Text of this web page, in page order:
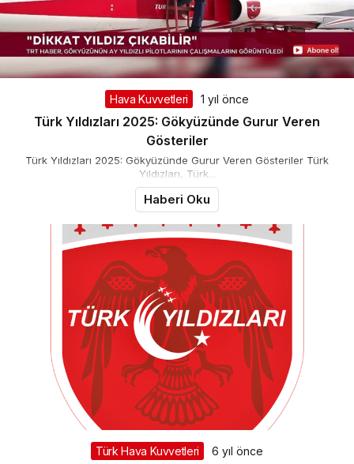
Hava Kuvvetleri 1 yıl önce
Türk Yıldızları 2025: Gökyüzünde Gurur Veren
Gösteriler
Türk Yıldızları 2025: Gökyüzünde Gurur Veren Gösteriler Türk
Yıldızları, Türk...
Haberi Oku
Türk Hava Kuvvetleri 6 yıl önce